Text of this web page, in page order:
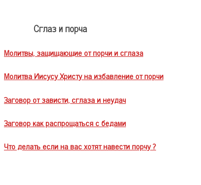
Сглаз и порча
Молитвы, защищающие от порчи и сглаза
Молитва Иисусу Христу на избавление от порчи
Заговор от зависти, сглаза и неудач
Заговор как распрощаться с бедами
Что делать если на вас хотят навести порчу ?